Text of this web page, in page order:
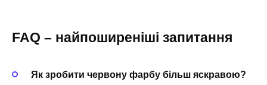
FAQ – найпоширеніші запитання
Як зробити червону фарбу більш яскравою?